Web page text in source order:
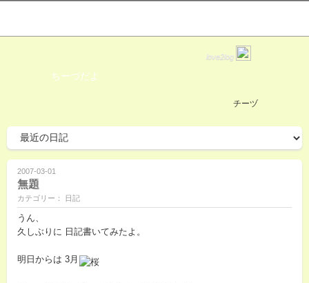
love2log
ちーづだよ
チーヅ
2007-03-01
無題
カテゴリー： 日記
うん、
久しぶりに 日記書いてみたよ。
明日からは 3月